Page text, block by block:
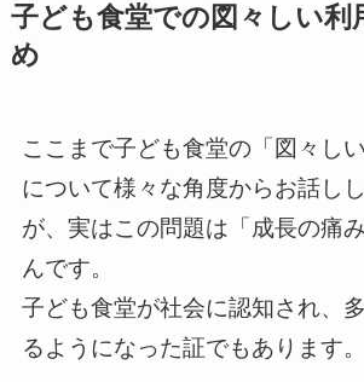
子ども食堂での図々しい利
め
ここまで子ども食堂の「図々し
について様々な角度からお話し
が、実はこの問題は「成長の痛
んです。
子ども食堂が社会に認知され、
るようになった証でもあります。